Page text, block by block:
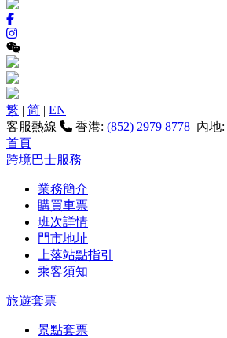
繁 | 简 | EN
客服熱線
香港: (852) 2979 8778 內地:
首頁
跨境巴士服務
業務簡介
購買車票
班次詳情
門市地址
上落站點指引
乘客須知
旅遊套票
景點套票